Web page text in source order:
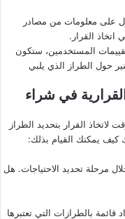
على معلومات من مصادر
القرار.
المستخدمين، ستكون
حول الطراز الذي يلبي
في شراء
القرار بتحديد الطراز
كيف يمكنك القيام بذلك:
مرحلة تحديد الاحتياجات. هل
قائمة بالطرازات التي تعتبرها